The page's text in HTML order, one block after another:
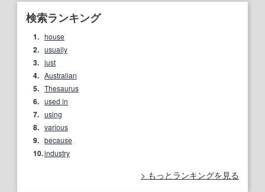
検索ランキング
1. house
2. usually
3. just
4. Australian
5. Thesaurus
6. used in
7. using
8. various
9. because
10.industry
もっとランキングを見る